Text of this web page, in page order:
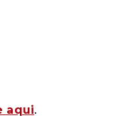
aqui.